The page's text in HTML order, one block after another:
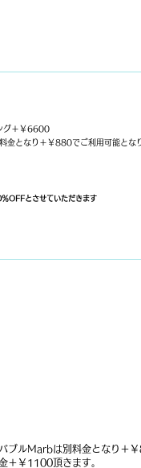
グ＋￥6600
金となり＋￥880でご利用可能とな
OFFとさせていただきます
ブルMarbは別料金となり＋
＋￥1100頂きます。